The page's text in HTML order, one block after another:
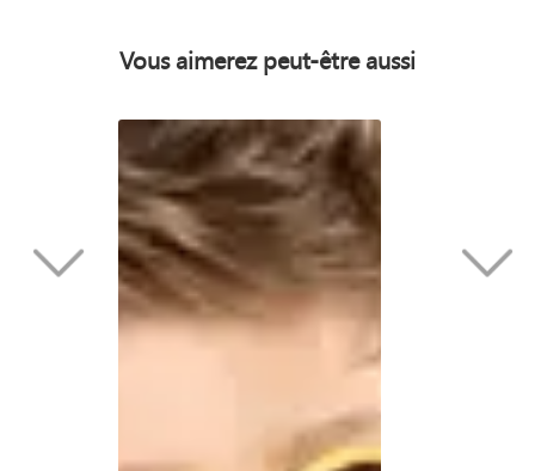
Vous aimerez peut-être aussi